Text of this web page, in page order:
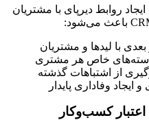
روابط دیرپای با مشتریان
با لیدها و مشتریان
خاص هر مشتری
از اشتباهات گذشته
وفاداری پایدار
کسب‌وکار